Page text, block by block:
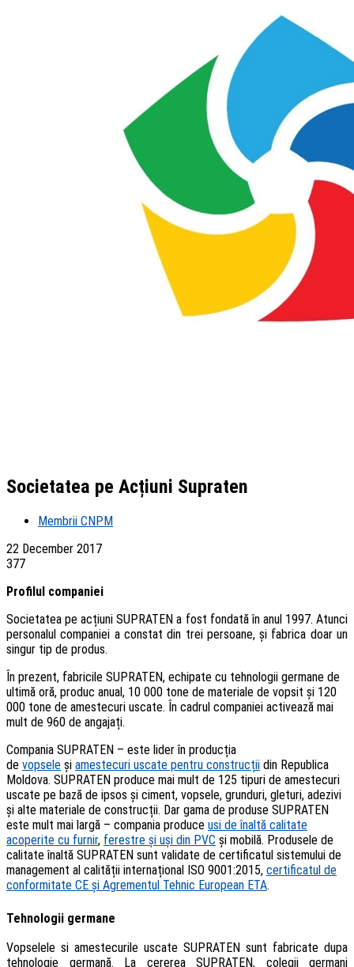
Societatea pe Acțiuni Supraten
Membrii CNPM
22 December 2017
377
Profilul companiei
Societatea pe acțiuni SUPRATEN a fost fondată în anul 1997. Atunci
personalul companiei a constat din trei persoane, şi fabrica doar un
singur tip de produs.
În prezent, fabricile SUPRATEN, echipate cu tehnologii germane de
ultimă oră, produc anual, 10 000 tone de materiale de vopsit și 120
000 tone de amestecuri uscate. În cadrul companiei activează mai
mult de 960 de angajați.
Compania SUPRATEN – este lider în producția
de vopsele și amestecuri uscate pentru construcții din Republica
Moldova. SUPRATEN produce mai mult de 125 tipuri de amestecuri
uscate pe bază de ipsos și ciment, vopsele, grunduri, gleturi, adezivi
și alte materiale de construcții. Dar gama de produse SUPRATEN
este mult mai largă – compania produce usi de înaltă calitate
acoperite cu furnir, ferestre și uși din PVC și mobilă. Produsele de
calitate înaltă SUPRATEN sunt validate de certificatul sistemului de
management al calității internațional ISO 9001:2015, certificatul de
conformitate CE și Agrementul Tehnic European ETA.
Tehnologii germane
Vopselele si amestecurile uscate SUPRATEN sunt fabricate dupa
tehnologie germană. La cererea SUPRATEN, colegii germani